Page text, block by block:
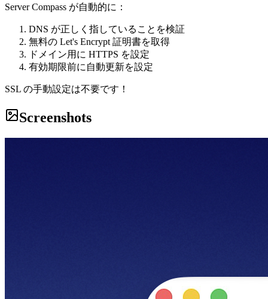
Server Compass が自動的に：
DNS が正しく指していることを検証
無料の Let's Encrypt 証明書を取得
ドメイン用に HTTPS を設定
有効期限前に自動更新を設定
SSL の手動設定は不要です！
Screenshots